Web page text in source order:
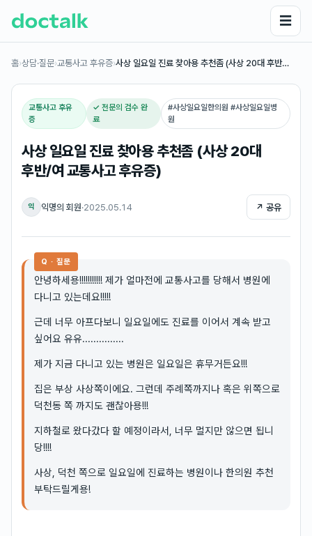
☰
홈›상담·질문›교통사고 후유증›사상 일요일 진료 찾아용 추천좀 (사상 20대 후반…
교통사고 후유
증
✓ 전문의 검수 완
료
#사상일요일한의원 #사상일요일병
원
사상 일요일 진료 찾아용 추천좀 (사상 20대
후반/여 교통사고 후유증)
익 익명의 회원·2025.05.14 ↗ 공유
Q · 질문
안녕하세용!!!!!!!!!!! 제가 얼마전에 교통사고를 당해서 병원에
다니고 있는데요!!!!!
근데 너무 아프다보니 일요일에도 진료를 이어서 계속 받고
싶어요 유유...............
제가 지금 다니고 있는 병원은 일요일은 휴무거든요!!!
집은 부상 사상쪽이에요. 그런데 주례쪽까지나 혹은 위쪽으로
덕천동 쪽 까지도 괜찮아용!!!
지하철로 왔다갔다 할 예정이라서, 너무 멀지만 않으면 됩니
당!!!!
사상, 덕천 쪽으로 일요일에 진료하는 병원이나 한의원 추천
부탁드릴게용!